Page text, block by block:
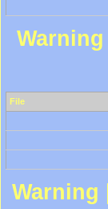
Warning
File
Warning